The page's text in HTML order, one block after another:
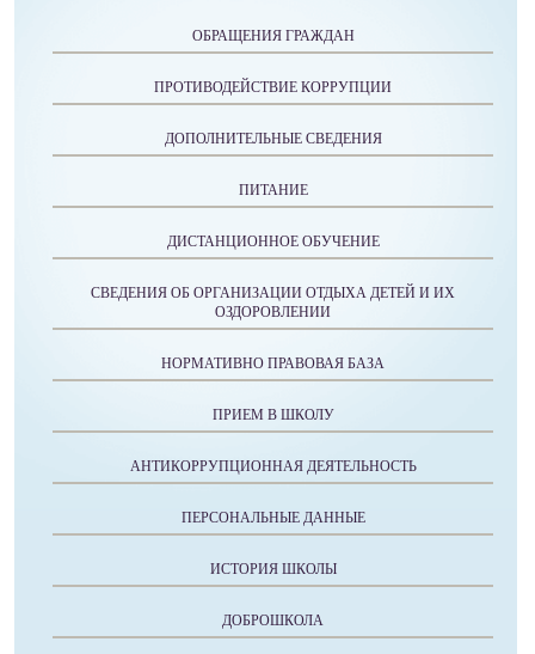
ОБРАЩЕНИЯ ГРАЖДАН
ПРОТИВОДЕЙСТВИЕ КОРРУПЦИИ
ДОПОЛНИТЕЛЬНЫЕ СВЕДЕНИЯ
ПИТАНИЕ
ДИСТАНЦИОННОЕ ОБУЧЕНИЕ
СВЕДЕНИЯ ОБ ОРГАНИЗАЦИИ ОТДЫХА ДЕТЕЙ И ИХ
ОЗДОРОВЛЕНИИ
НОРМАТИВНО ПРАВОВАЯ БАЗА
ПРИЕМ В ШКОЛУ
АНТИКОРРУПЦИОННАЯ ДЕЯТЕЛЬНОСТЬ
ПЕРСОНАЛЬНЫЕ ДАННЫЕ
ИСТОРИЯ ШКОЛЫ
ДОБРОШКОЛА